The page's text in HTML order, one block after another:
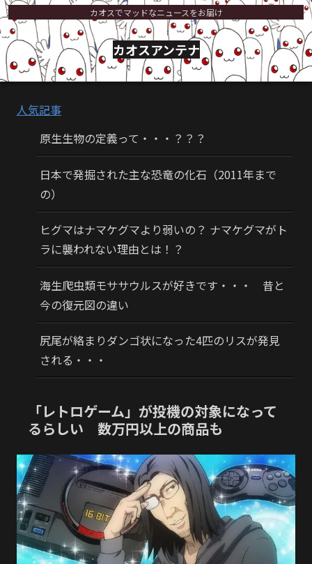
カオスでマッドなニュースをお届け
カオスアンテナ
人気記事
原生生物の定義って・・・？？？
日本で発掘された主な恐竜の化石（2011年まで
の）
ヒグマはナマケグマより弱いの？ ナマケグマがト
ラに襲われない理由とは！？
海生爬虫類モササウルスが好きです・・・ 昔と
今の復元図の違い
尻尾が絡まりダンゴ状になった4匹のリスが発見
される・・・
「レトロゲーム」が投機の対象になって
るらしい 数万円以上の商品も